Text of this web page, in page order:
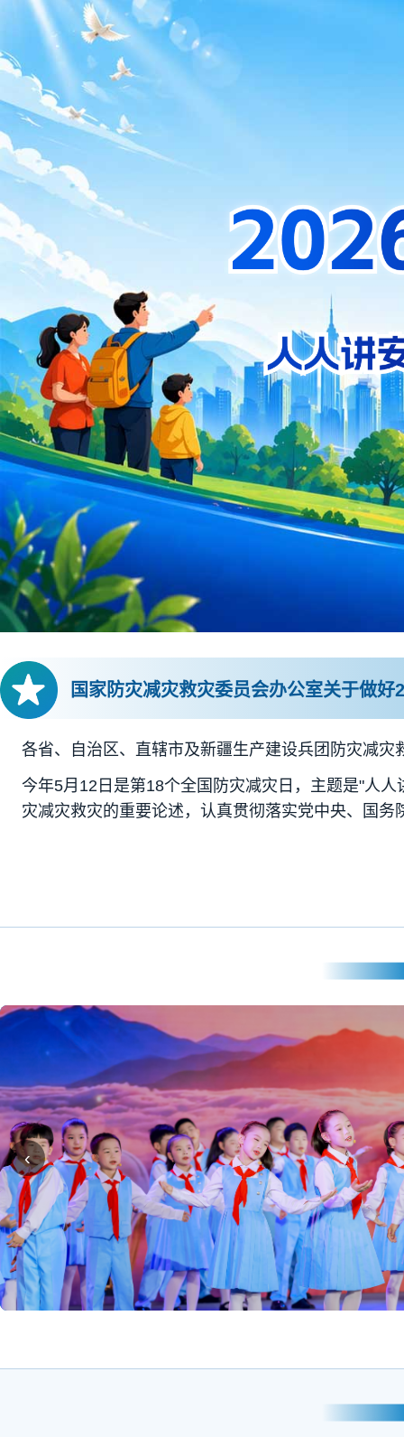
国家防灾减灾救灾委员会办公室关于做
各省、自治区、直辖市及新疆生产建设兵团防灾减
今年5月12日是第18个全国防灾减灾日，主题是"人
灾减灾救灾的重要论述，认真贯彻落实党中央、国
‹